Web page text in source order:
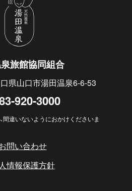
旅館協同組合
県山口市湯田温泉6-6-53
920-3000
間違いないようにおかけくださいま
問い合わせ
情報保護方針